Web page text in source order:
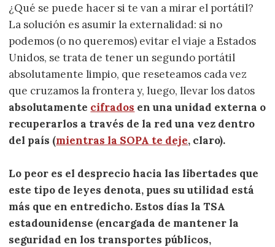
¿Qué se puede hacer si te van a mirar el portátil?
La solución es asumir la externalidad: si no
podemos (o no queremos) evitar el viaje a Estados
Unidos, se trata de tener un segundo portátil
absolutamente limpio, que reseteamos cada vez
que cruzamos la frontera y, luego, llevar los datos
absolutamente cifrados en una unidad externa o
recuperarlos a través de la red una vez dentro
del país (mientras la SOPA te deje, claro).
Lo peor es el desprecio hacia las libertades que
este tipo de leyes denota, pues su utilidad está
más que en entredicho. Estos días la TSA
estadounidense (encargada de mantener la
seguridad en los transportes públicos,